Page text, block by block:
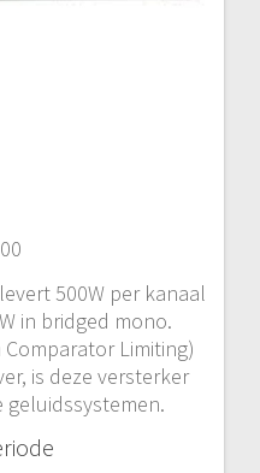
500W per kanaal
in bridged mono.
Comparator Limiting)
is deze versterker
geluidssystemen.